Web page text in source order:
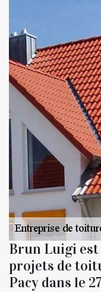
Brun Luigi
projets de
Pacy dans le